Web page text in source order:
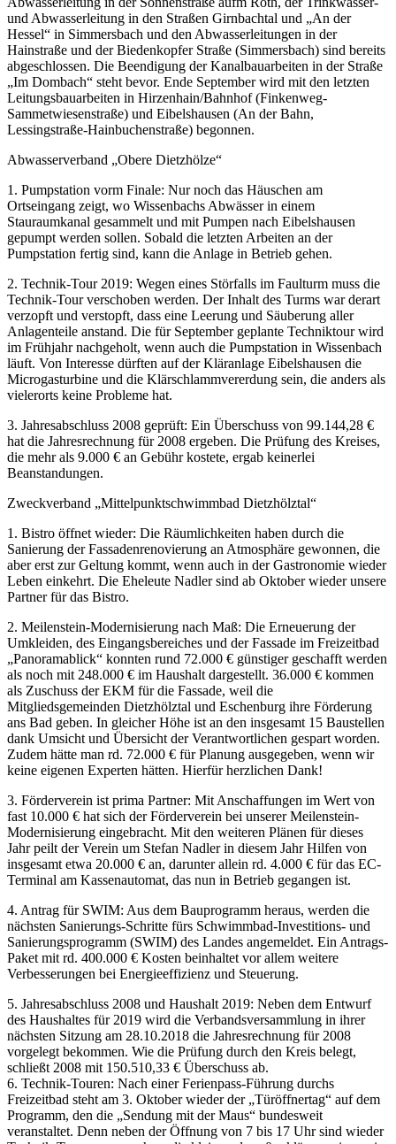
und Abwasserleitung in den Straßen Girnbachtal und „An der
Hessel“ in Simmersbach und den Abwasserleitungen in der
Hainstraße und der Biedenkopfer Straße (Simmersbach) sind bereits
abgeschlossen. Die Beendigung der Kanalbauarbeiten in der Straße
„Im Dombach“ steht bevor. Ende September wird mit den letzten
Leitungsbauarbeiten in Hirzenhain/Bahnhof (Finkenweg-
Sammetwiesenstraße) und Eibelshausen (An der Bahn,
Lessingstraße-Hainbuchenstraße) begonnen.
Abwasserverband „Obere Dietzhölze“
1. Pumpstation vorm Finale: Nur noch das Häuschen am
Ortseingang zeigt, wo Wissenbachs Abwässer in einem
Stauraumkanal gesammelt und mit Pumpen nach Eibelshausen
gepumpt werden sollen. Sobald die letzten Arbeiten an der
Pumpstation fertig sind, kann die Anlage in Betrieb gehen.
2. Technik-Tour 2019: Wegen eines Störfalls im Faulturm muss die
Technik-Tour verschoben werden. Der Inhalt des Turms war derart
verzopft und verstopft, dass eine Leerung und Säuberung aller
Anlagenteile anstand. Die für September geplante Techniktour wird
im Frühjahr nachgeholt, wenn auch die Pumpstation in Wissenbach
läuft. Von Interesse dürften auf der Kläranlage Eibelshausen die
Microgasturbine und die Klärschlammvererdung sein, die anders als
vielerorts keine Probleme hat.
3. Jahresabschluss 2008 geprüft: Ein Überschuss von 99.144,28 €
hat die Jahresrechnung für 2008 ergeben. Die Prüfung des Kreises,
die mehr als 9.000 € an Gebühr kostete, ergab keinerlei
Beanstandungen.
Zweckverband „Mittelpunktschwimmbad Dietzhölztal“
1. Bistro öffnet wieder: Die Räumlichkeiten haben durch die
Sanierung der Fassadenrenovierung an Atmosphäre gewonnen, die
aber erst zur Geltung kommt, wenn auch in der Gastronomie wieder
Leben einkehrt. Die Eheleute Nadler sind ab Oktober wieder unsere
Partner für das Bistro.
2. Meilenstein-Modernisierung nach Maß: Die Erneuerung der
Umkleiden, des Eingangsbereiches und der Fassade im Freizeitbad
„Panoramablick“ konnten rund 72.000 € günstiger geschafft werden
als noch mit 248.000 € im Haushalt dargestellt. 36.000 € kommen
als Zuschuss der EKM für die Fassade, weil die
Mitgliedsgemeinden Dietzhölztal und Eschenburg ihre Förderung
ans Bad geben. In gleicher Höhe ist an den insgesamt 15 Baustellen
dank Umsicht und Übersicht der Verantwortlichen gespart worden.
Zudem hätte man rd. 72.000 € für Planung ausgegeben, wenn wir
keine eigenen Experten hätten. Hierfür herzlichen Dank!
3. Förderverein ist prima Partner: Mit Anschaffungen im Wert von
fast 10.000 € hat sich der Förderverein bei unserer Meilenstein-
Modernisierung eingebracht. Mit den weiteren Plänen für dieses
Jahr peilt der Verein um Stefan Nadler in diesem Jahr Hilfen von
insgesamt etwa 20.000 € an, darunter allein rd. 4.000 € für das EC-
Terminal am Kassenautomat, das nun in Betrieb gegangen ist.
4. Antrag für SWIM: Aus dem Bauprogramm heraus, werden die
nächsten Sanierungs-Schritte fürs Schwimmbad-Investitions- und
Sanierungsprogramm (SWIM) des Landes angemeldet. Ein Antrags-
Paket mit rd. 400.000 € Kosten beinhaltet vor allem weitere
Verbesserungen bei Energieeffizienz und Steuerung.
5. Jahresabschluss 2008 und Haushalt 2019: Neben dem Entwurf
des Haushaltes für 2019 wird die Verbandsversammlung in ihrer
nächsten Sitzung am 28.10.2018 die Jahresrechnung für 2008
vorgelegt bekommen. Wie die Prüfung durch den Kreis belegt,
schließt 2008 mit 150.510,33 € Überschuss ab.
6. Technik-Touren: Nach einer Ferienpass-Führung durchs
Freizeitbad steht am 3. Oktober wieder der „Türöffnertag“ auf dem
Programm, den die „Sendung mit der Maus“ bundesweit
veranstaltet. Denn neben der Öffnung von 7 bis 17 Uhr sind wieder